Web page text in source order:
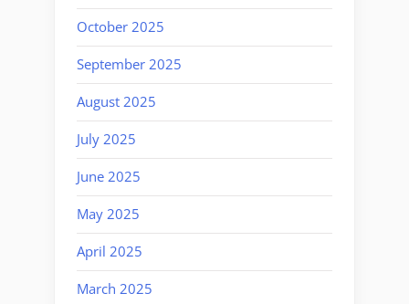
October 2025
September 2025
August 2025
July 2025
June 2025
May 2025
April 2025
March 2025